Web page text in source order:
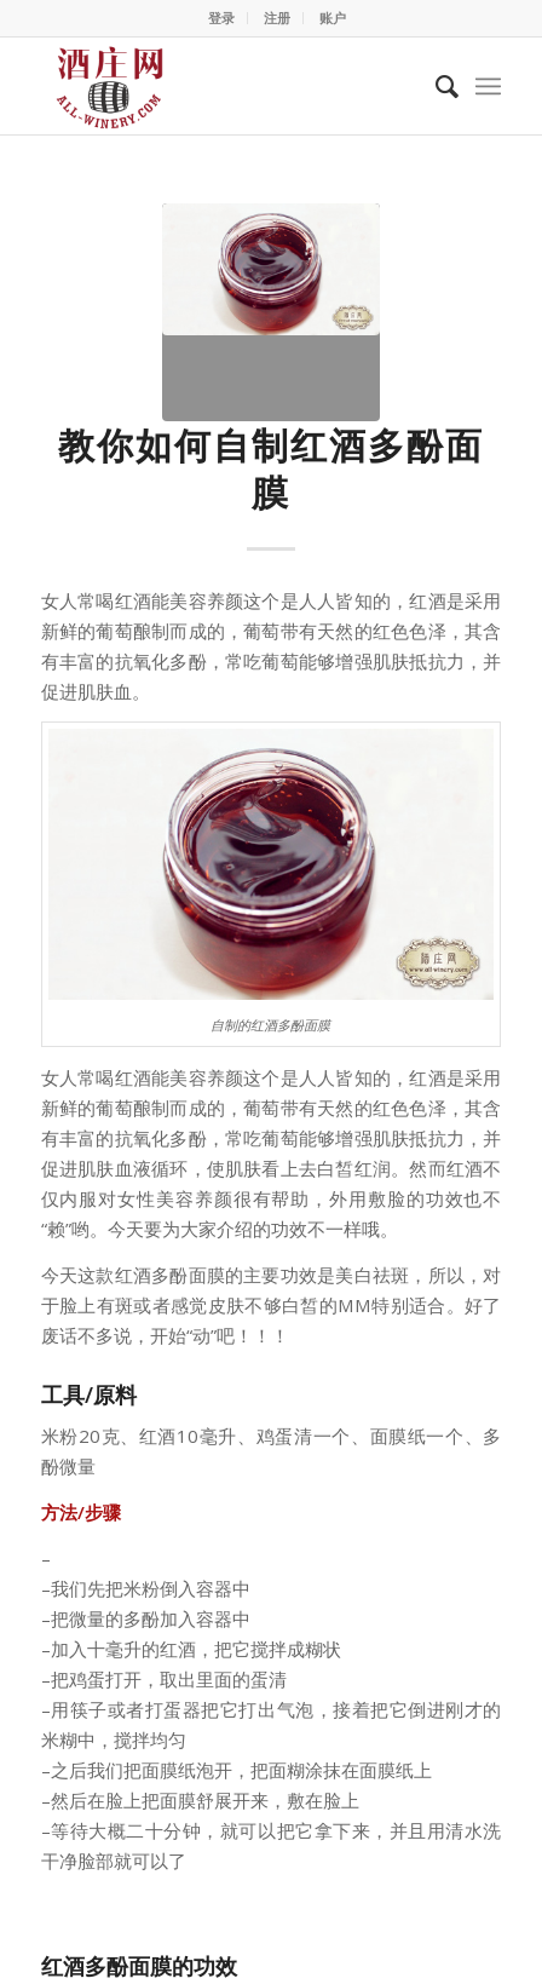
登录 注册 账户
教你如何自制红酒多酚面
膜
女人常喝红酒能美容养颜这个是人人皆知的，红酒是采用
新鲜的葡萄酿制而成的，葡萄带有天然的红色色泽，其含
有丰富的抗氧化多酚，常吃葡萄能够增强肌肤抵抗力，并
促进肌肤血。
自制的红酒多酚面膜
女人常喝红酒能美容养颜这个是人人皆知的，红酒是采用
新鲜的葡萄酿制而成的，葡萄带有天然的红色色泽，其含
有丰富的抗氧化多酚，常吃葡萄能够增强肌肤抵抗力，并
促进肌肤血液循环，使肌肤看上去白皙红润。然而红酒不
仅内服对女性美容养颜很有帮助，外用敷脸的功效也不
“赖”哟。今天要为大家介绍的功效不一样哦。
今天这款红酒多酚面膜的主要功效是美白祛斑，所以，对
于脸上有斑或者感觉皮肤不够白皙的MM特别适合。好了
废话不多说，开始“动”吧！！！
工具/原料
米粉20克、红酒10毫升、鸡蛋清一个、面膜纸一个、多
酚微量
方法/步骤
–
–我们先把米粉倒入容器中
–把微量的多酚加入容器中
–加入十毫升的红酒，把它搅拌成糊状
–把鸡蛋打开，取出里面的蛋清
–用筷子或者打蛋器把它打出气泡，接着把它倒进刚才的
米糊中，搅拌均匀
–之后我们把面膜纸泡开，把面糊涂抹在面膜纸上
–然后在脸上把面膜舒展开来，敷在脸上
–等待大概二十分钟，就可以把它拿下来，并且用清水洗
干净脸部就可以了
红酒多酚面膜的功效